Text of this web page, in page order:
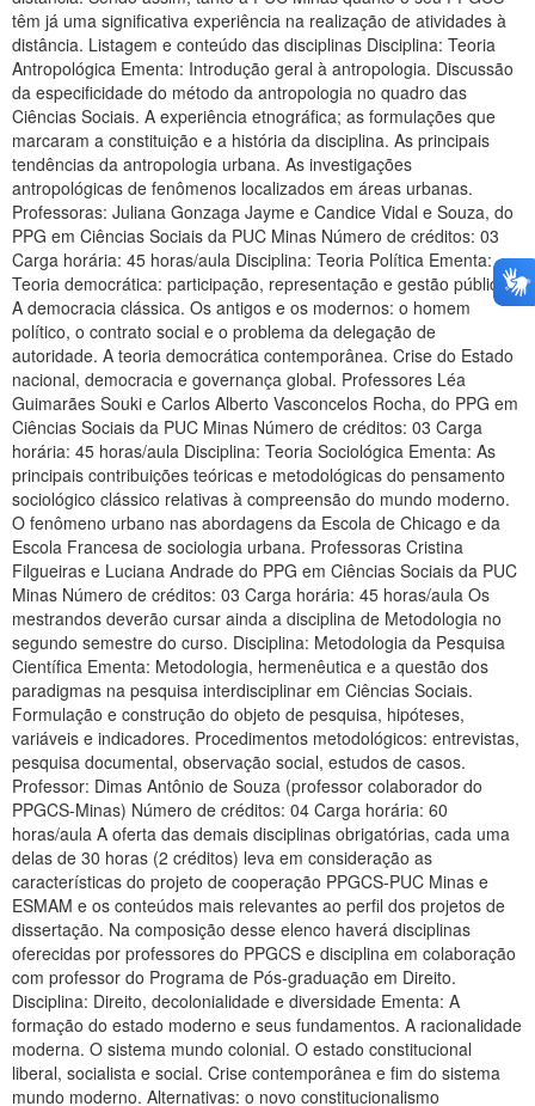
têm já uma significativa experiência na realização de atividades à
distância. Listagem e conteúdo das disciplinas Disciplina: Teoria
Antropológica Ementa: Introdução geral à antropologia. Discussão
da especificidade do método da antropologia no quadro das
Ciências Sociais. A experiência etnográfica; as formulações que
marcaram a constituição e a história da disciplina. As principais
tendências da antropologia urbana. As investigações
antropológicas de fenômenos localizados em áreas urbanas.
Professoras: Juliana Gonzaga Jayme e Candice Vidal e Souza, do
PPG em Ciências Sociais da PUC Minas Número de créditos: 03
Carga horária: 45 horas/aula Disciplina: Teoria Política Ementa:
Teoria democrática: participação, representação e gestão pública.
A democracia clássica. Os antigos e os modernos: o homem
político, o contrato social e o problema da delegação de
autoridade. A teoria democrática contemporânea. Crise do Estado
nacional, democracia e governança global. Professores Léa
Guimarães Souki e Carlos Alberto Vasconcelos Rocha, do PPG em
Ciências Sociais da PUC Minas Número de créditos: 03 Carga
horária: 45 horas/aula Disciplina: Teoria Sociológica Ementa: As
principais contribuições teóricas e metodológicas do pensamento
sociológico clássico relativas à compreensão do mundo moderno.
O fenômeno urbano nas abordagens da Escola de Chicago e da
Escola Francesa de sociologia urbana. Professoras Cristina
Filgueiras e Luciana Andrade do PPG em Ciências Sociais da PUC
Minas Número de créditos: 03 Carga horária: 45 horas/aula Os
mestrandos deverão cursar ainda a disciplina de Metodologia no
segundo semestre do curso. Disciplina: Metodologia da Pesquisa
Científica Ementa: Metodologia, hermenêutica e a questão dos
paradigmas na pesquisa interdisciplinar em Ciências Sociais.
Formulação e construção do objeto de pesquisa, hipóteses,
variáveis e indicadores. Procedimentos metodológicos: entrevistas,
pesquisa documental, observação social, estudos de casos.
Professor: Dimas Antônio de Souza (professor colaborador do
PPGCS-Minas) Número de créditos: 04 Carga horária: 60
horas/aula A oferta das demais disciplinas obrigatórias, cada uma
delas de 30 horas (2 créditos) leva em consideração as
características do projeto de cooperação PPGCS-PUC Minas e
ESMAM e os conteúdos mais relevantes ao perfil dos projetos de
dissertação. Na composição desse elenco haverá disciplinas
oferecidas por professores do PPGCS e disciplina em colaboração
com professor do Programa de Pós-graduação em Direito.
Disciplina: Direito, decolonialidade e diversidade Ementa: A
formação do estado moderno e seus fundamentos. A racionalidade
moderna. O sistema mundo colonial. O estado constitucional
liberal, socialista e social. Crise contemporânea e fim do sistema
mundo moderno. Alternativas: o novo constitucionalismo